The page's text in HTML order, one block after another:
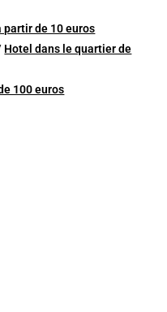
partir de 10 euros
Hotel dans le quartier de
100 euros